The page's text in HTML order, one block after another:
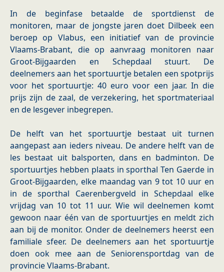
In de beginfase betaalde de sportdienst de
monitoren, maar de jongste jaren doet Dilbeek een
beroep op Vlabus, een initiatief van de provincie
Vlaams-Brabant, die op aanvraag monitoren naar
Groot-Bijgaarden en Schepdaal stuurt. De
deelnemers aan het sportuurtje betalen een spotprijs
voor het sportuurtje: 40 euro voor een jaar. In die
prijs zijn de zaal, de verzekering, het sportmateriaal
en de lesgever inbegrepen.
De helft van het sportuurtje bestaat uit turnen
aangepast aan ieders niveau. De andere helft van de
les bestaat uit balsporten, dans en badminton. De
sportuurtjes hebben plaats in sporthal Ten Gaerde in
Groot-Bijgaarden, elke maandag van 9 tot 10 uur en
in de sporthal Caerenbergveld in Schepdaal elke
vrijdag van 10 tot 11 uur. Wie wil deelnemen komt
gewoon naar één van de sportuurtjes en meldt zich
aan bij de monitor. Onder de deelnemers heerst een
familiale sfeer. De deelnemers aan het sportuurtje
doen ook mee aan de Seniorensportdag van de
provincie Vlaams-Brabant.